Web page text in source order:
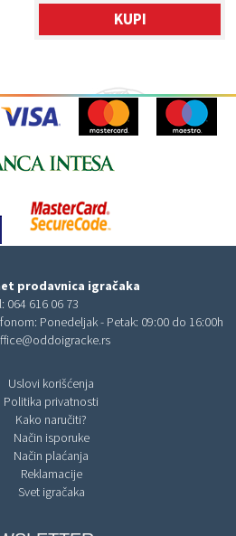
KUPI
prodavnica igračaka
064 616 06 73
Ponedeljak - Petak: 09:00 do 16:00h
Uslovi korišćenja
Politika privatnosti
Kako naručiti?
Način isporuke
Način plaćanja
Reklamacije
Svet igračaka